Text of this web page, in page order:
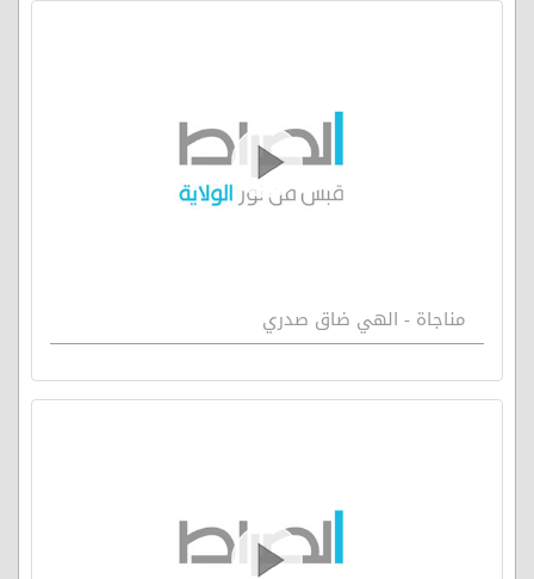
مناجاة - الهي ضاق صدري